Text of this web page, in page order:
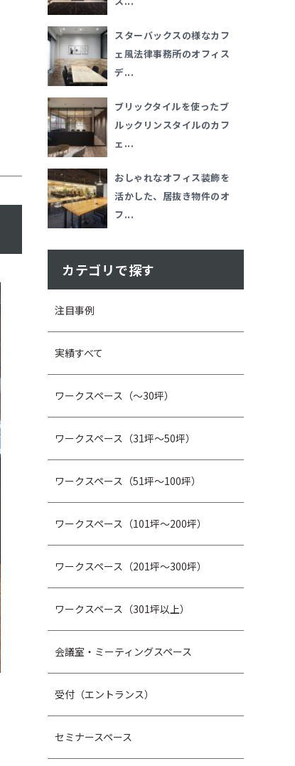
スターバックスの様なカフ
ェ風法律事務所のオフィス
デ...
ブリックタイルを使ったブ
ルックリンスタイルのカフ
ェ...
おしゃれなオフィス装飾を
活かした、居抜き物件のオ
フ...
カテゴリで探す
注目事例
実績すべて
ワークスペース（～30坪）
ワークスペース（31坪〜50坪）
ワークスペース（51坪～100坪）
ワークスペース（101坪～200坪）
ワークスペース（201坪～300坪）
ワークスペース（301坪以上）
会議室・ミーティングスペース
受付（エントランス）
セミナースペース